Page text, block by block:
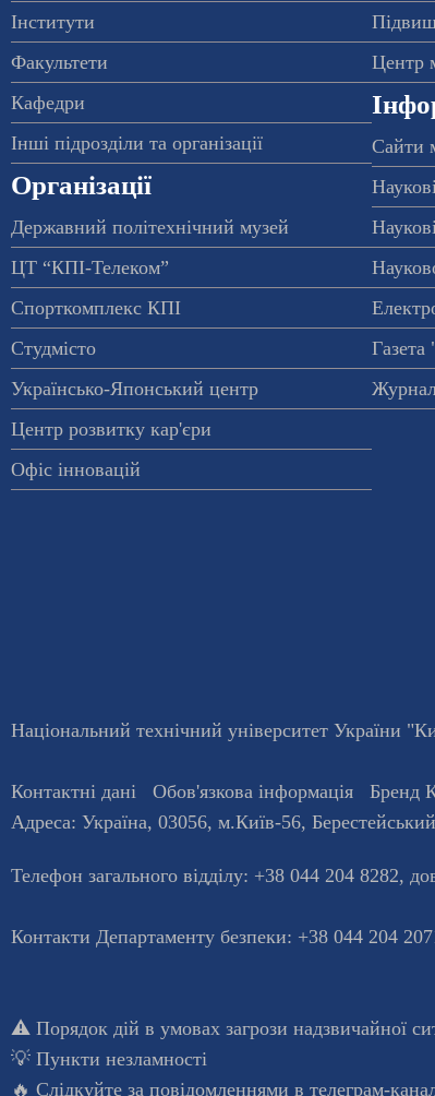
Інститути
Факультети
Кафедри
Інші підрозділи та організації
Організації
Державний політехнічний музей
ЦТ “КПІ-Телеком”
Спорткомплекс КПІ
Студмісто
Українсько-Японський центр
Центр розвитку кар'єри
Офіс інновацій
Центр
Сайти
Газета
Національний технічний університет України
Контактні дані Обов'язкова інформація Бренд
Адреса: Україна, 03056, м.Київ-56,
Телефон загального відділу: +38 044 204 8282,
Контакти Департаменту безпеки: +38 044 204
⚠️ Порядок дій в умовах загрози надзвичайної
💡 Пункти незламності
🔥 Слідкуйте за повідомленнями в телеграм-